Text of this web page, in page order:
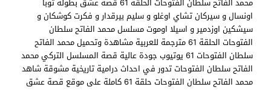
اونسال و سيركان تشاي اوغلو و سليم بيرقدار و فكرت كوشكان و
سيشكين اوزدمير و اسيلا اوموت مسلسل محمد الفاتح سلطان
الفتوحات الحلقة 61 مترجمة للعربية مشاهدة وتحميل محمد الفاتح
سلطان الفتوحات 61 يوتيوب جودة عالية قصة المسلسل التركي محمد
الفاتح سلطان الفتوحات تدور في احداث درامية تاريخية مشوقة شاهد
محمد الفاتح سلطان الفتوحات حلقة 61 كاملة على موقع قصة عشق